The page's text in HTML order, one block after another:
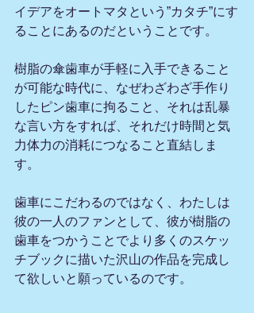
イデアをオートマタという”カタチ”にす
ることにあるのだということです。
樹脂の傘歯車が手軽に入手できること
が可能な時代に、なぜわざわざ手作り
したピン歯車に拘ること、それは乱暴
な言い方をすれば、それだけ時間と気
力体力の消耗につなること直結しま
す。
歯車にこだわるのではなく、わたしは
彼の一人のファンとして、彼が樹脂の
歯車をつかうことでより多くのスケッ
チブックに描いた沢山の作品を完成し
て欲しいと願っているのです。